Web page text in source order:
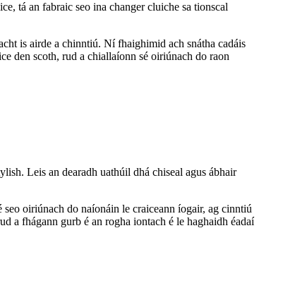
tá an fabraic seo ina changer cluiche sa tionscal
is airde a chinntiú. Ní fhaighimid ach snátha cadáis
den scoth, rud a chiallaíonn sé oiriúnach do raon
Leis an dearadh uathúil dhá chiseal agus ábhair
oiriúnach do naíonáin le craiceann íogair, ag cinntiú
a fhágann gurb é an rogha iontach é le haghaidh éadaí